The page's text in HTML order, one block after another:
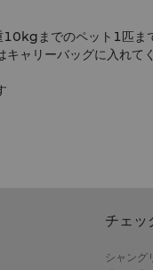
10kgまでのペット1匹ま
ャリーバッグに入れて
チェッ
シャング